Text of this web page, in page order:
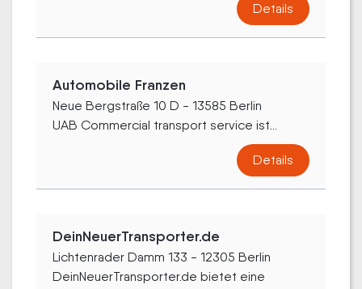
Details
Automobile Franzen
Neue Bergstraße 10 D - 13585 Berlin
UAB Commercial transport service ist...
Details
DeinNeuerTransporter.de
Lichtenrader Damm 133 - 12305 Berlin
DeinNeuerTransporter.de bietet eine